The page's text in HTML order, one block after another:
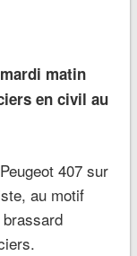
matin
en civil au
407 sur
au motif